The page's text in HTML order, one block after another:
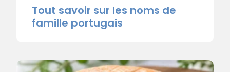
Tout savoir sur les noms de
famille portugais